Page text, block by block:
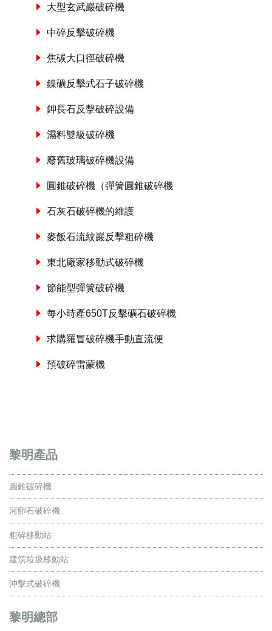
大型玄武巖破碎機
中碎反擊破碎機
焦碳大口徑破碎機
鎳礦反擊式石子破碎機
鉀長石反擊破碎設備
濕料雙級破碎機
廢舊玻璃破碎機設備
圓錐破碎機（彈簧圓錐破碎機
石灰石破碎機的維護
麥飯石流紋巖反擊粗碎機
東北廠家移動式破碎機
節能型彈簧破碎機
每小時產650T反擊礦石破碎機
求購羅冒破碎機手動直流便
預破碎雷蒙機
黎明產品
圓錐破碎機
河卵石破碎機
粗碎移動站
建筑垃圾移動站
沖擊式破碎機
黎明總部